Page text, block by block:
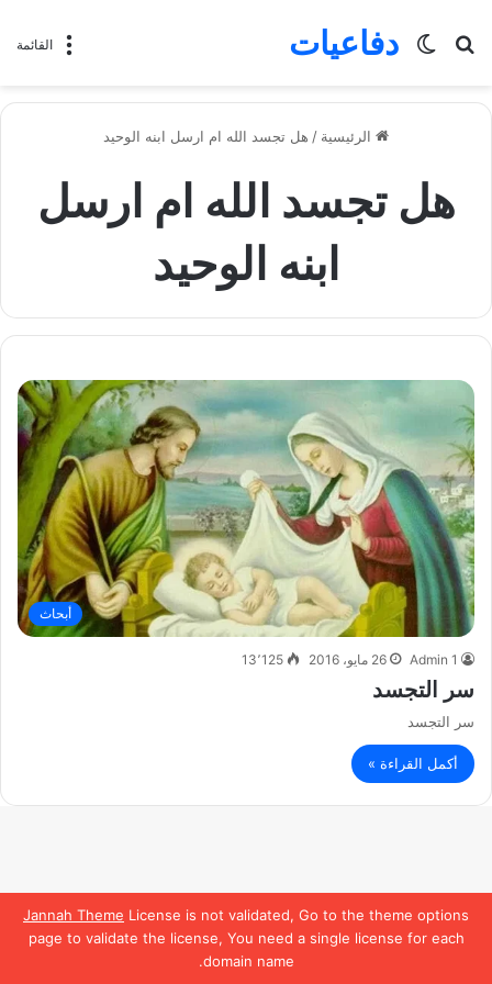
Jannah Theme License is not validated, Go to the theme options
page to validate the license, You need a single license for each
domain name.
القائمة دفاعيات
بحث
الوضع
الرئيسية / هل تجسد الله ام ارسل ابنه الوحيد
هل تجسد الله ام ارسل
ابنه الوحيد
أبحاث
Admin 1 26 مايو، 2016 13٬125
سر التجسد
سر التجسد
أكمل القراءة »